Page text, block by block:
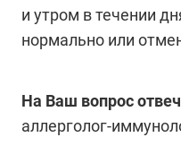
и утром в течении
нормально или
На Ваш вопрос
аллерголог-